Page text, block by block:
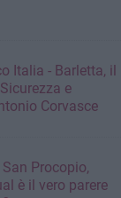
Italia - Barletta, il
e
Corvasce
Procopio,
è il vero parere